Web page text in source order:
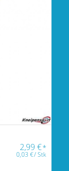
2,99€*
0,03€/Stk